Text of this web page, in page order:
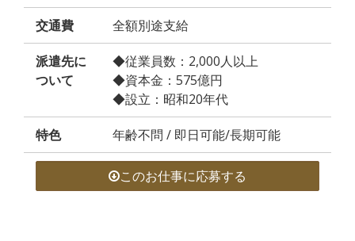
交通費 全額別途支給
派遣先に
ついて
◆従業員数：2,000人以上
◆資本金：575億円
◆設立：昭和20年代
特色 年齢不問 / 即日可能/長期可能
このお仕事に応募する